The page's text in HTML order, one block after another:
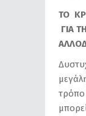
ΤΟ
ΓΙΑ